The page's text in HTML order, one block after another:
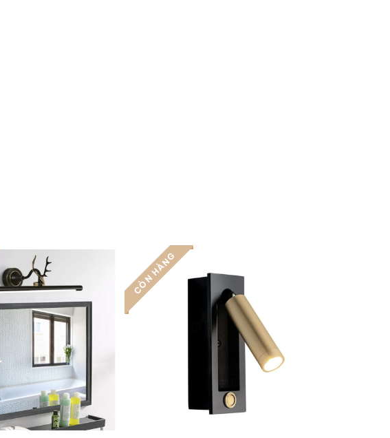
CÒN HÀNG